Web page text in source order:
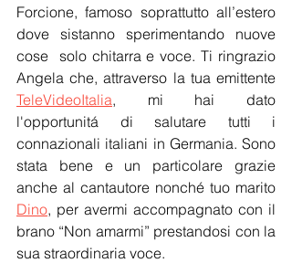
Forcione, famoso soprattutto all’estero
dove sistanno sperimentando nuove
cose  solo chitarra e voce. Ti ringrazio
TeleVideoItalia, mi hai dato
l'opportunitá di salutare tutti i
connazionali italiani in Germania. Sono
stata bene e un particolare grazie
Dino, per avermi accompagnato con il
brano “Non amarmi” prestandosi con la
sua straordinaria voce.